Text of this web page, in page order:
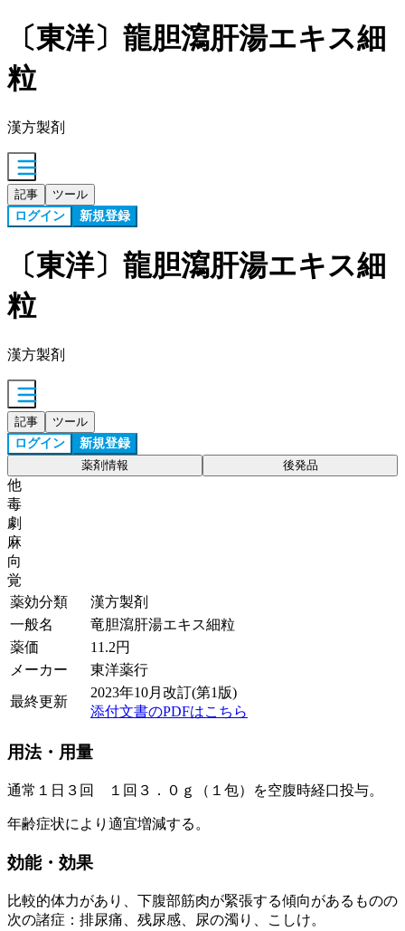
〔東洋〕龍胆瀉肝湯エキス細
粒
漢方製剤
記事 ツール
ログイン 新規登録
〔東洋〕龍胆瀉肝湯エキス細
粒
漢方製剤
記事 ツール
ログイン 新規登録
薬剤情報 後発品
他
毒
劇
麻
向
覚
薬効分類
漢方製剤
一般名
竜胆瀉肝湯エキス細粒
薬価
11.2円
メーカー
東洋薬行
最終更新
2023年10月改訂(第1版)
添付文書のPDFはこちら
用法・用量
通常１日３回 １回３．０ｇ（１包）を空腹時経口投与。
年齢症状により適宜増減する。
効能・効果
比較的体力があり、下腹部筋肉が緊張する傾向があるものの
次の諸症：排尿痛、残尿感、尿の濁り、こしけ。